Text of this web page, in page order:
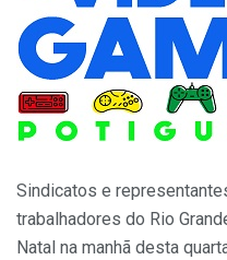
Sindicatos e
trabalhadores do Rio
Natal na manhã desta